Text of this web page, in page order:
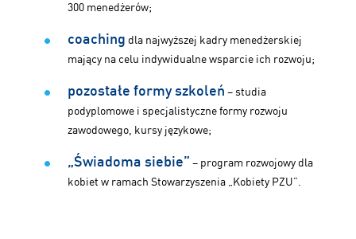
300 menedżerów;
coaching dla najwyższej kadry menedżerskiej
mający na celu indywidualne wsparcie ich rozwoju;
pozostałe formy szkoleń – studia
podyplomowe i specjalistyczne formy rozwoju
zawodowego, kursy językowe;
„Świadoma siebie” – program rozwojowy dla
kobiet w ramach Stowarzyszenia „Kobiety PZU”.